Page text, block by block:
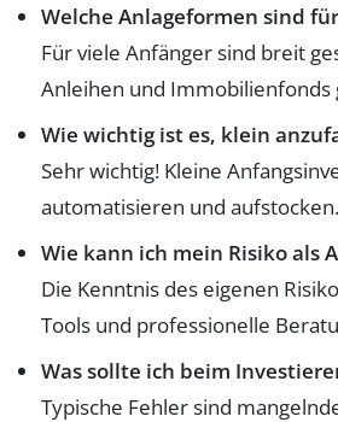
Welche Anlageformen sind
Für viele Anfänger sind breit
Anleihen und Immobilienfonds
Wie wichtig ist es, klein
Sehr wichtig! Kleine
automatisieren und aufstocken.
Wie kann ich mein Risiko als
Die Kenntnis des eigenen
Tools und professionelle
Was sollte ich beim
Typische Fehler sind